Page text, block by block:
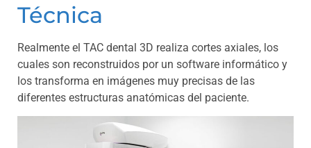
Técnica
Realmente el TAC dental 3D realiza cortes axiales, los
cuales son reconstruidos por un software informático y
los transforma en imágenes muy precisas de las
diferentes estructuras anatómicas del paciente.